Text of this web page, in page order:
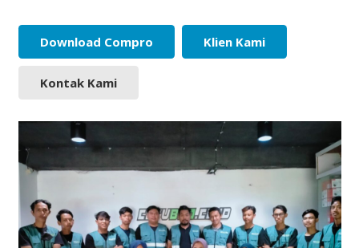
Download Compro Klien Kami
Kontak Kami